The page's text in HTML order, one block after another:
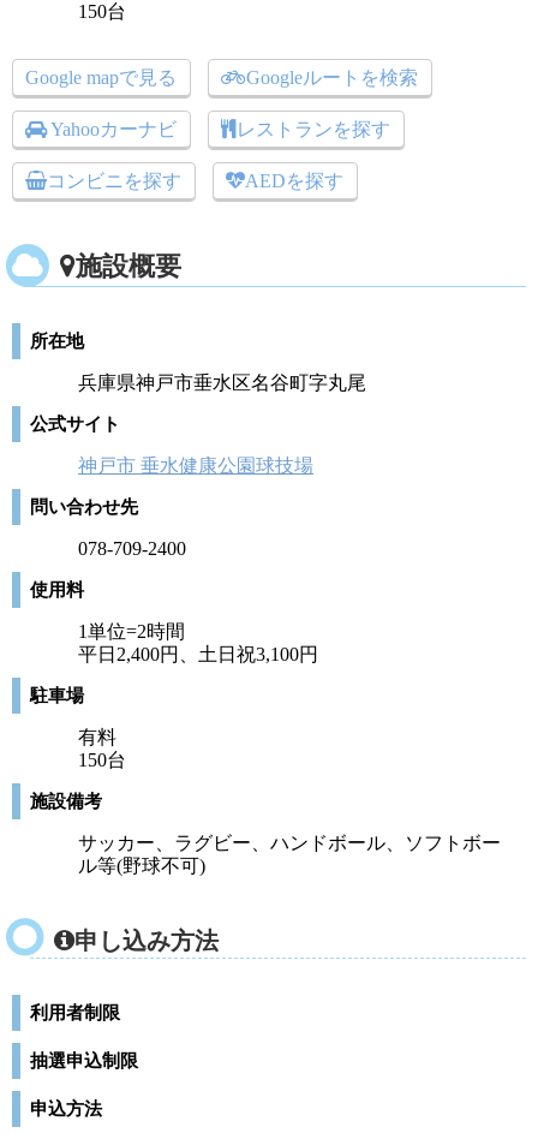
150台
Google mapで見る Googleルートを検索
Yahooカーナビ レストランを探す
コンビニを探す AEDを探す
施設概要
所在地
兵庫県神戸市垂水区名谷町字丸尾
公式サイト
神戸市 垂水健康公園球技場
問い合わせ先
078-709-2400
使用料
1単位=2時間
平日2,400円、土日祝3,100円
駐車場
有料
150台
施設備考
サッカー、ラグビー、ハンドボール、ソフトボー
ル等(野球不可)
申し込み方法
利用者制限
抽選申込制限
申込方法